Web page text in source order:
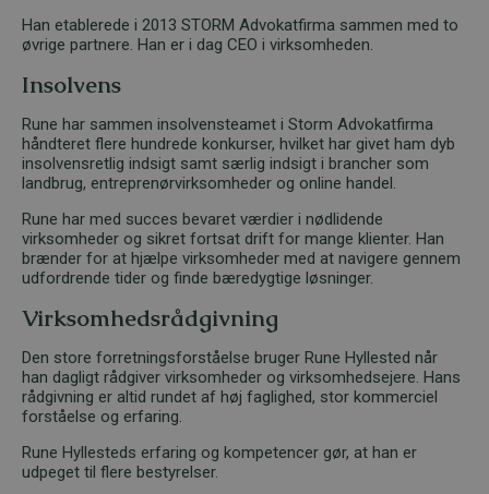
Han etablerede i 2013 STORM Advokatfirma sammen med to
øvrige partnere. Han er i dag CEO i virksomheden.
Insolvens
Rune har sammen insolvensteamet i Storm Advokatfirma
håndteret flere hundrede konkurser, hvilket har givet ham dyb
insolvensretlig indsigt samt særlig indsigt i brancher som
landbrug, entreprenørvirksomheder og online handel.
Rune har med succes bevaret værdier i nødlidende
virksomheder og sikret fortsat drift for mange klienter. Han
brænder for at hjælpe virksomheder med at navigere gennem
udfordrende tider og finde bæredygtige løsninger.
Virksomhedsrådgivning
Den store forretningsforståelse bruger Rune Hyllested når
han dagligt rådgiver virksomheder og virksomhedsejere. Hans
rådgivning er altid rundet af høj faglighed, stor kommerciel
forståelse og erfaring.
Rune Hyllesteds erfaring og kompetencer gør, at han er
udpeget til flere bestyrelser.